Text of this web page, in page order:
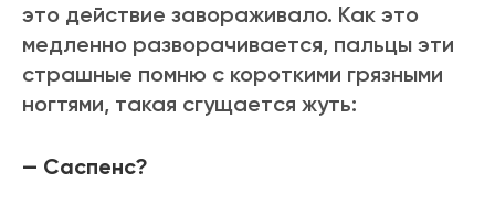
это действие завораживало. Как это
медленно разворачивается, пальцы эти
страшные помню с короткими грязными
ногтями, такая сгущается жуть:
— Саспенс?